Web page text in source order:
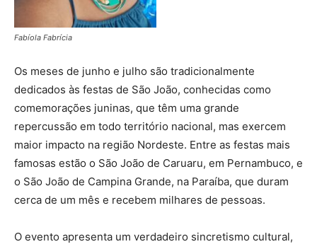
Fabíola Fabrícia
Os meses de junho e julho são tradicionalmente
dedicados às festas de São João, conhecidas como
comemorações juninas, que têm uma grande
repercussão em todo território nacional, mas exercem
maior impacto na região Nordeste. Entre as festas mais
famosas estão o São João de Caruaru, em Pernambuco, e
o São João de Campina Grande, na Paraíba, que duram
cerca de um mês e recebem milhares de pessoas.
O evento apresenta um verdadeiro sincretismo cultural,